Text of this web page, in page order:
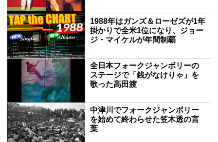
1988年はガンズ＆ローゼズが1年
掛かりで全米1位になり、ジョー
ジ・マイケルが年間制覇
全日本フォークジャンボリーの
ステージで「銭がなけりゃ」を
歌った高田渡
中津川でフォークジャンボリー
を始めて終わらせた笠木透の言
葉